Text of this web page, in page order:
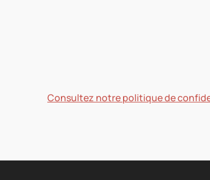
Consultez notre politique de